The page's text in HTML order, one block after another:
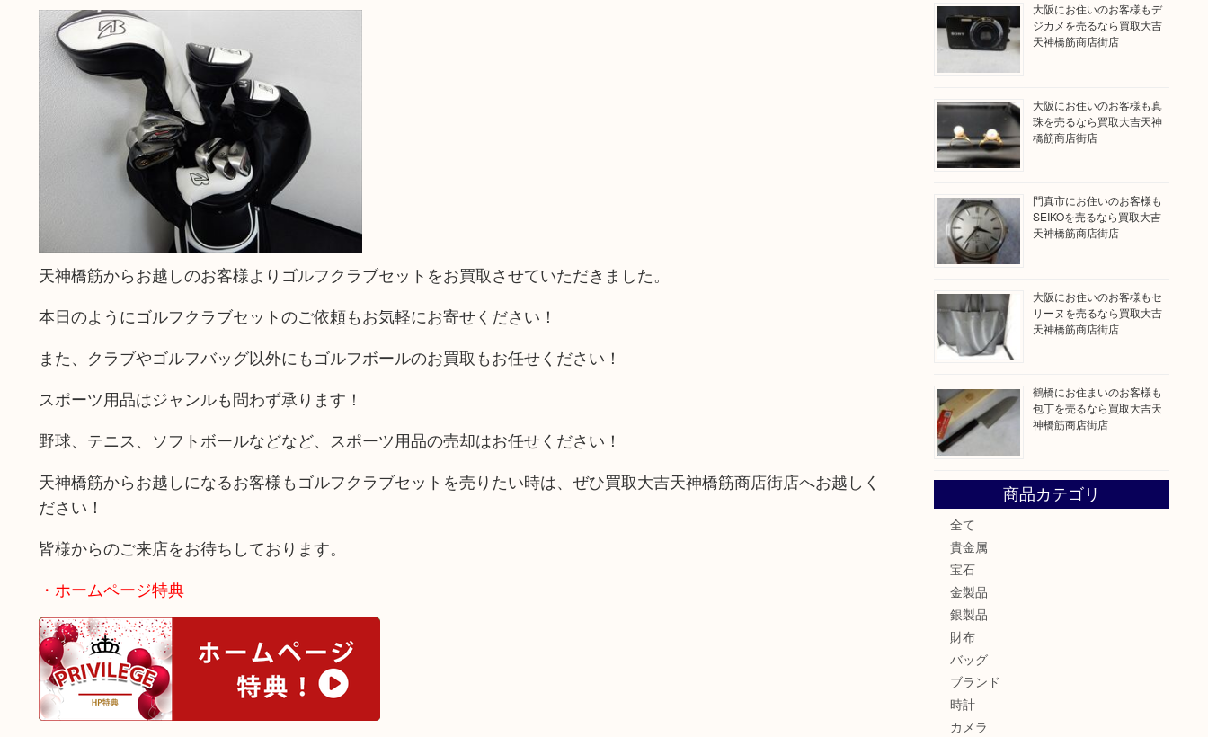
天神橋筋からお越しのお客様よりゴルフクラブセットをお買取させていただきました。
本日のようにゴルフクラブセットのご依頼もお気軽にお寄せください！
また、クラブやゴルフバッグ以外にもゴルフボールのお買取もお任せください！
スポーツ用品はジャンルも問わず承ります！
野球、テニス、ソフトボールなどなど、スポーツ用品の売却はお任せください！
天神橋筋からお越しになるお客様もゴルフクラブセットを売りたい時は、ぜひ買取大吉天神橋筋商店街店へお越しく
ださい！
皆様からのご来店をお待ちしております。
・ホームページ特典
大阪にお住いのお客様もデ
ジカメを売るなら買取大吉
天神橋筋商店街店
大阪にお住いのお客様も真
珠を売るなら買取大吉天神
橋筋商店街店
門真市にお住いのお客様も
SEIKOを売るなら買取大吉
天神橋筋商店街店
大阪にお住いのお客様もセ
リーヌを売るなら買取大吉
天神橋筋商店街店
鶴橋にお住まいのお客様も
包丁を売るなら買取大吉天
神橋筋商店街店
商品カテゴリ
全て
貴金属
宝石
金製品
銀製品
財布
バッグ
ブランド
時計
カメラ